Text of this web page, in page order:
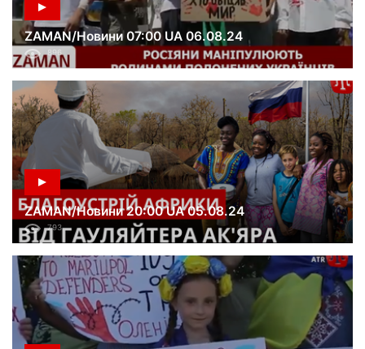
ZAMAN/Новини 07:00 UA 06.08.24
896
ZAMAN/Новини 20:00 UA 05.08.24
793